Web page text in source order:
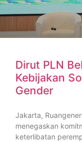
Dirut PLN
Kebijakan
Gender
Jakarta,
menegaskan
keterlibatan